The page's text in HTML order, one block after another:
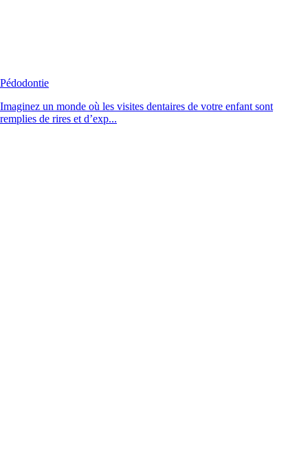
Pédodontie
Imaginez un monde où les visites dentaires de votre enfant sont
remplies de rires et d’exp...